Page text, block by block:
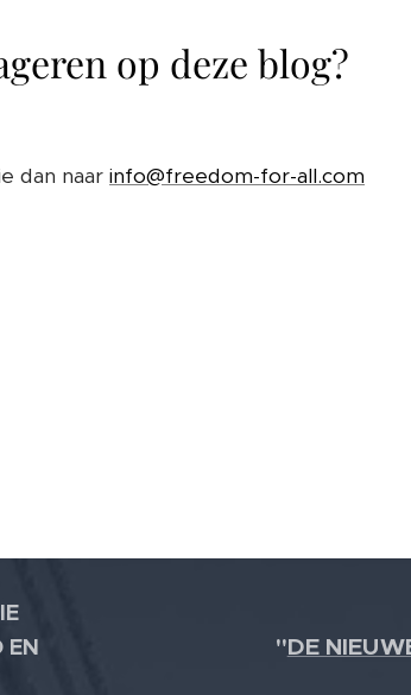
op deze blog?
dan naar info@freedom-for-all.com
EN
"DE